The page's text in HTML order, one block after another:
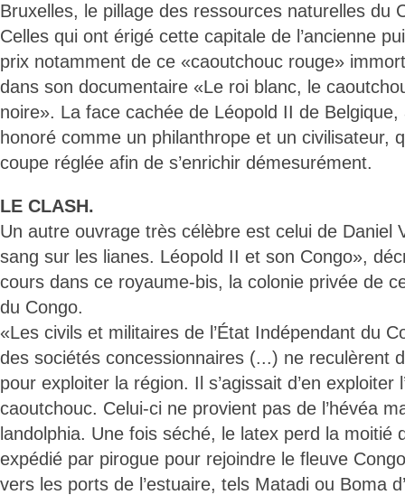
Bruxelles, le pillage des ressources naturelles du
Celles qui ont érigé cette capitale de l’ancienne
prix notamment de ce «caoutchouc rouge»
dans son documentaire «Le roi blanc, le
noire». La face cachée de Léopold II de Belgique,
honoré comme un philanthrope et un civilisateur,
coupe réglée afin de s’enrichir démesurément.
LE CLASH.
Un autre ouvrage très célèbre est celui de Daniel
sang sur les lianes. Léopold II et son Congo»,
cours dans ce royaume-bis, la colonie privée de
du Congo.
«Les civils et militaires de l’État Indépendant du
des sociétés concessionnaires (...) ne reculèrent
pour exploiter la région. Il s’agissait d’en exploiter
caoutchouc. Celui-ci ne provient pas de l’hévéa
landolphia. Une fois séché, le latex perd la moitié
expédié par pirogue pour rejoindre le fleuve
vers les ports de l’estuaire, tels Matadi ou Boma